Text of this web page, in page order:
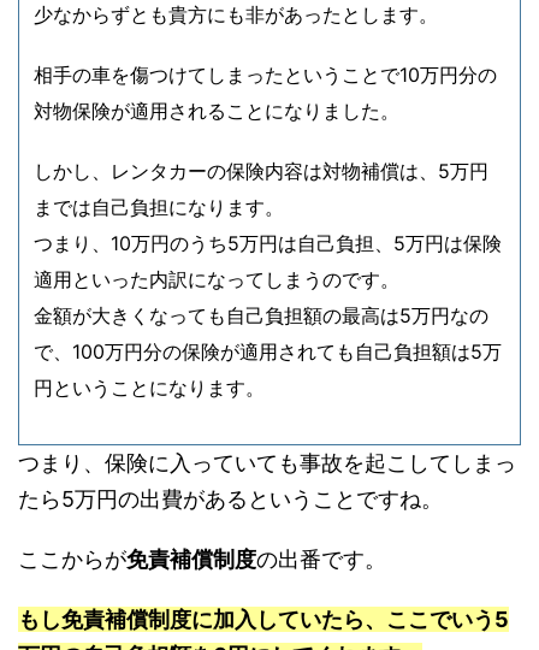
少なからずとも貴方にも非があったとします。
相手の車を傷つけてしまったということで10万円分の
対物保険が適用されることになりました。
しかし、レンタカーの保険内容は対物補償は、5万円
までは自己負担になります。
つまり、10万円のうち5万円は自己負担、5万円は保険
適用といった内訳になってしまうのです。
金額が大きくなっても自己負担額の最高は5万円なの
で、100万円分の保険が適用されても自己負担額は5万
円ということになります。
つまり、保険に入っていても事故を起こしてしまっ
たら5万円の出費があるということですね。
ここからが免責補償制度の出番です。
もし免責補償制度に加入していたら、ここでいう5